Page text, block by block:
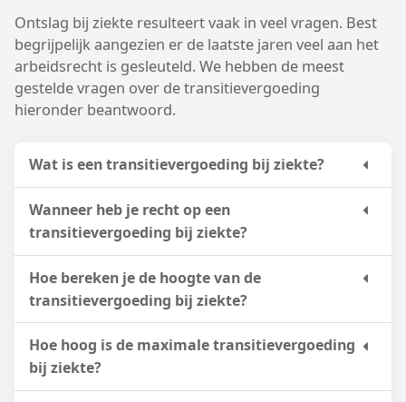
Ontslag bij ziekte resulteert vaak in veel vragen. Best
begrijpelijk aangezien er de laatste jaren veel aan het
arbeidsrecht is gesleuteld. We hebben de meest
gestelde vragen over de transitievergoeding
hieronder beantwoord.
Wat is een transitievergoeding bij ziekte?
Wanneer heb je recht op een
transitievergoeding bij ziekte?
Hoe bereken je de hoogte van de
transitievergoeding bij ziekte?
Hoe hoog is de maximale transitievergoeding
bij ziekte?